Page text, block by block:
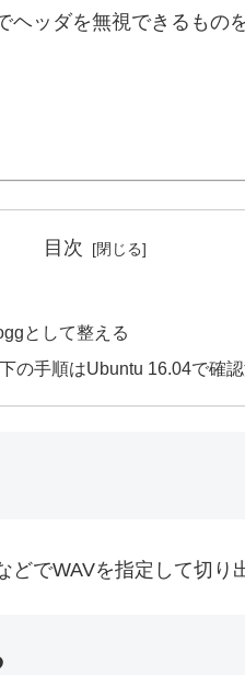
ヘッダを無視できるもの
目次
として整える
の手順はUbuntu 16.04で確
でWAVを指定して切り